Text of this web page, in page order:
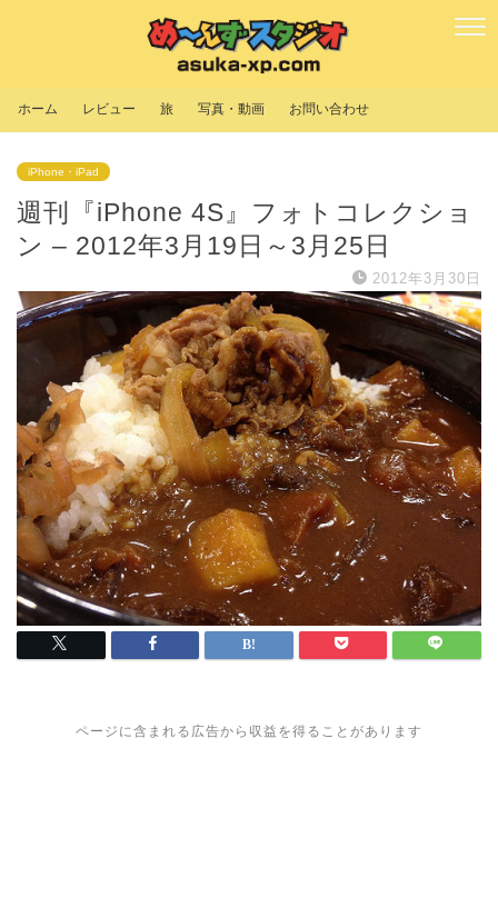
ホーム レビュー 旅 写真・動画 お問い合わせ
iPhone・iPad
週刊『iPhone 4S』フォトコレクショ
ン – 2012年3月19日～3月25日
2012年3月30日
ページに含まれる広告から収益を得ることがあります